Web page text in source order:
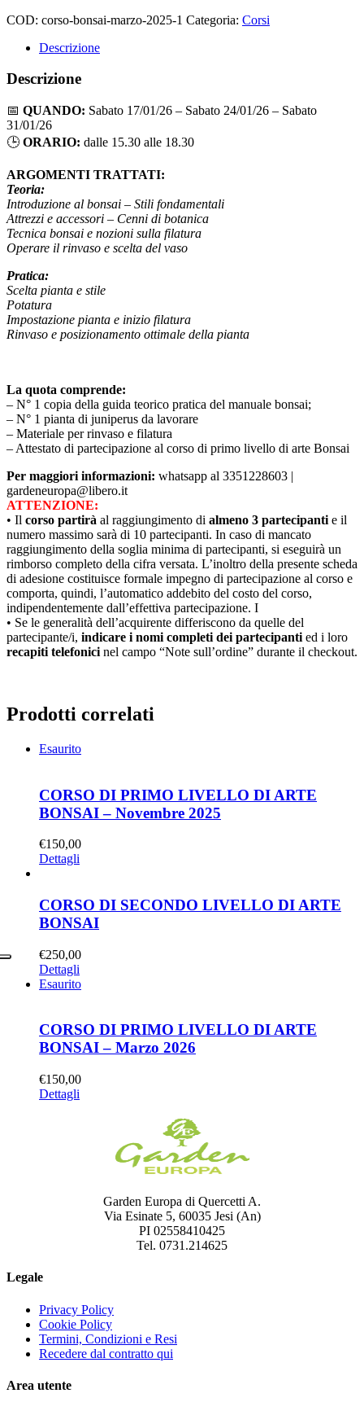
COD: corso-bonsai-marzo-2025-1 Categoria: Corsi
Descrizione
Descrizione
📅 QUANDO: Sabato 17/01/26 – Sabato 24/01/26 – Sabato
31/01/26
🕒 ORARIO: dalle 15.30 alle 18.30
ARGOMENTI TRATTATI:
Teoria:
Introduzione al bonsai – Stili fondamentali
Attrezzi e accessori – Cenni di botanica
Tecnica bonsai e nozioni sulla filatura
Operare il rinvaso e scelta del vaso
Pratica:
Scelta pianta e stile
Potatura
Impostazione pianta e inizio filatura
Rinvaso e posizionamento ottimale della pianta
La quota comprende:
– N° 1 copia della guida teorico pratica del manuale bonsai;
– N° 1 pianta di juniperus da lavorare
– Materiale per rinvaso e filatura
– Attestato di partecipazione al corso di primo livello di arte Bonsai
Per maggiori informazioni: whatsapp al 3351228603 |
gardeneuropa@libero.it
ATTENZIONE:
• Il corso partirà al raggiungimento di almeno 3 partecipanti e il
numero massimo sarà di 10 partecipanti. In caso di mancato
raggiungimento della soglia minima di partecipanti, si eseguirà un
rimborso completo della cifra versata. L’inoltro della presente scheda
di adesione costituisce formale impegno di partecipazione al corso e
comporta, quindi, l’automatico addebito del costo del corso,
indipendentemente dall’effettiva partecipazione. I
• Se le generalità dell’acquirente differiscono da quelle del
partecipante/i, indicare i nomi completi dei partecipanti ed i loro
recapiti telefonici nel campo “Note sull’ordine” durante il checkout.
Prodotti correlati
Esaurito
CORSO DI PRIMO LIVELLO DI ARTE
BONSAI – Novembre 2025
€150,00
Dettagli
CORSO DI SECONDO LIVELLO DI ARTE
BONSAI
€250,00
Dettagli
Esaurito
CORSO DI PRIMO LIVELLO DI ARTE
BONSAI – Marzo 2026
€150,00
Dettagli
Garden Europa di Quercetti A.
Via Esinate 5, 60035 Jesi (An)
PI 02558410425
Tel. 0731.214625
Legale
Privacy Policy
Cookie Policy
Termini, Condizioni e Resi
Recedere dal contratto qui
Area utente